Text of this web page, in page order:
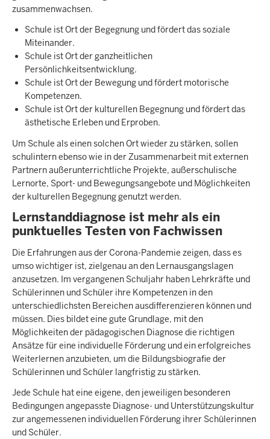
zusammenwachsen.
Schule ist Ort der Begegnung und fördert das soziale
Miteinander.
Schule ist Ort der ganzheitlichen
Persönlichkeitsentwicklung.
Schule ist Ort der Bewegung und fördert motorische
Kompetenzen.
Schule ist Ort der kulturellen Begegnung und fördert das
ästhetische Erleben und Erproben.
Um Schule als einen solchen Ort wieder zu stärken, sollen
schulintern ebenso wie in der Zusammenarbeit mit externen
Partnern außerunterrichtliche Projekte, außerschulische
Lernorte, Sport- und Bewegungsangebote und Möglichkeiten
der kulturellen Begegnung genutzt werden.
Lernstanddiagnose ist mehr als ein
punktuelles Testen von Fachwissen
Die Erfahrungen aus der Corona-Pandemie zeigen, dass es
umso wichtiger ist, zielgenau an den Lernausgangslagen
anzusetzen. Im vergangenen Schuljahr haben Lehrkräfte und
Schülerinnen und Schüler ihre Kompetenzen in den
unterschiedlichsten Bereichen ausdifferenzieren können und
müssen. Dies bildet eine gute Grundlage, mit den
Möglichkeiten der pädagogischen Diagnose die richtigen
Ansätze für eine individuelle Förderung und ein erfolgreiches
Weiterlernen anzubieten, um die Bildungsbiografie der
Schülerinnen und Schüler langfristig zu stärken.
Jede Schule hat eine eigene, den jeweiligen besonderen
Bedingungen angepasste Diagnose- und Unterstützungskultur
zur angemessenen individuellen Förderung ihrer Schülerinnen
und Schüler.